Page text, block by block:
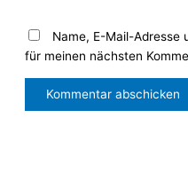
Name, E-Mail-Adresse
für meinen nächsten